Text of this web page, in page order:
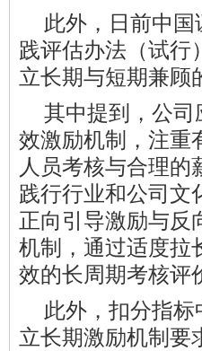
此外，日前中
践评估办法（试行
立长期与短期兼顾
其中提到，公
效激励机制，注重
人员考核与合理
践行行业和公司文
正向引导激励与反
机制，通过适度拉
效的长周期考核评
此外，扣分指
立长期激励机制要